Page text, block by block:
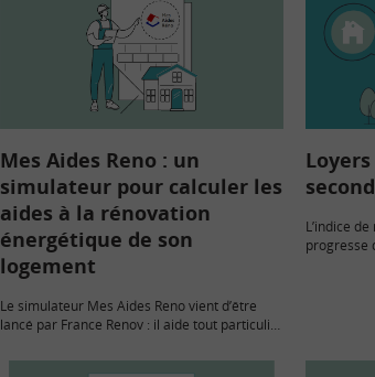
Mes Aides Reno : un
simulateur pour calculer les
aides à la rénovation
énergétique de son
logement
Le simulateur Mes Aides Reno vient d’être
lancé par France Renov : il aide tout particulier
énergétique de son logement auxquelles il est
L’indice
progresse